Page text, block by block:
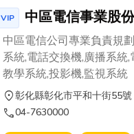
VIP 中區電信事業股
中區電信公司專業負責規
系統,電話交換機,廣播系統
教學系統,投影機,監視系統
location_on彰化縣彰化市平和十街55號
call04-7630000